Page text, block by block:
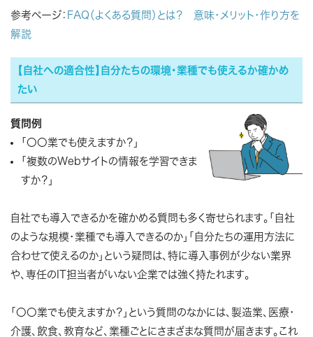
参考ページ： FAQ（よくある質問）とは？ 意味・メリット・作り方を
解説
【自社への適合性】自分たちの環境・業種でも使えるか確かめ
たい
質問例
「〇〇業でも使えますか？」
「複数のWebサイトの情報を学習できま
すか？」
自社でも導入できるかを確かめる質問も多く寄せられます。「自社
のような規模・業種でも導入できるのか」「自分たちの運用方法に
合わせて使えるのか」という疑問は、特に導入事例が少ない業界
や、専任のIT担当者がいない企業では強く持たれます。
「〇〇業でも使えますか？」という質問のなかには、製造業、医療・
介護、飲食、教育など、業種ごとにさまざまな質問が届きます。これ